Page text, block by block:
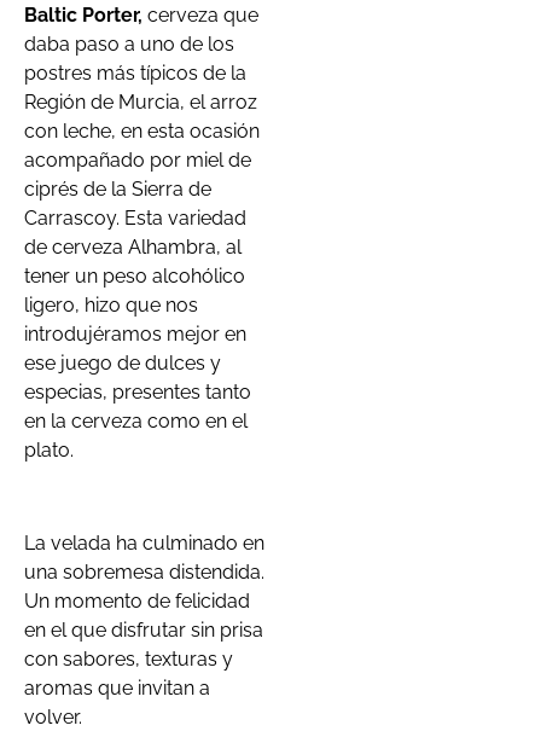
Baltic Porter, cerveza que
daba paso a uno de los
postres más típicos de la
Región de Murcia, el arroz
con leche, en esta ocasión
acompañado por miel de
ciprés de la Sierra de
Carrascoy. Esta variedad
de cerveza Alhambra, al
tener un peso alcohólico
ligero, hizo que nos
introdujéramos mejor en
ese juego de dulces y
especias, presentes tanto
en la cerveza como en el
plato.
La velada ha culminado en
una sobremesa distendida.
Un momento de felicidad
en el que disfrutar sin prisa
con sabores, texturas y
aromas que invitan a
volver.